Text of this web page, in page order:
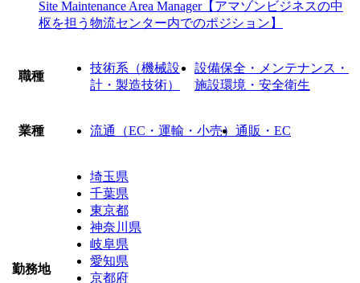
Site Maintenance Area Manager【アマゾンビジネスの中
枢を担う物流センター内でのポジション】
職種
技術系（機械設
計・製造技術）
設備保全・メンテナンス・
施設環境・安全衛生
業種 流通（EC・運輸・小売） 通販・EC
勤務地
埼玉県
千葉県
東京都
神奈川県
岐阜県
愛知県
京都府